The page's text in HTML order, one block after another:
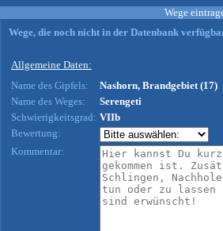
Wege
Wege, die noch nicht in der Datenbank
Allgemeine Daten:
Name des Gipfels:
Nashorn, Brandgebiet (17)
Name des Weges:
Serengeti
Schwierigkeitsgrad: VIIb
Bewertung:
Kommentar: